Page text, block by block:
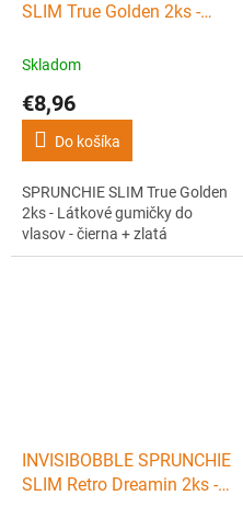
SLIM True Golden 2ks -
- čierna + zlatá
Skladom
€8,96
Do košíka
SPRUNCHIE SLIM True Golden
2ks - Látkové gumičky do
vlasov - čierna + zlatá
INVISIBOBBLE SPRUNCHIE
SLIM Retro Dreamin 2ks -